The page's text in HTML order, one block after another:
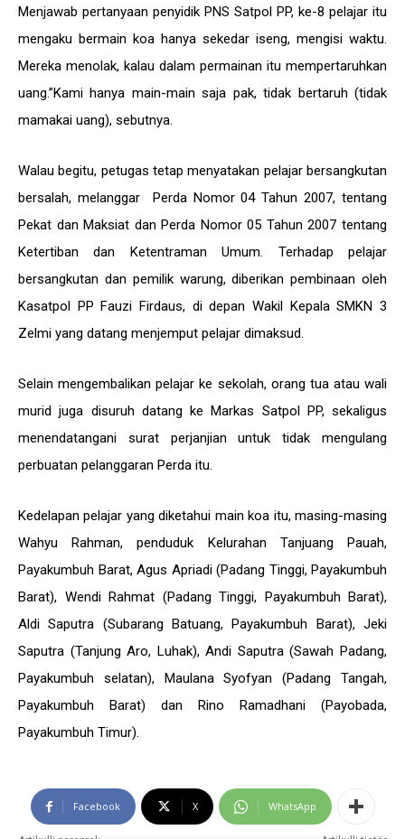
Menjawab pertanyaan penyidik PNS Satpol PP, ke-8 pelajar itu
mengaku bermain koa hanya sekedar iseng, mengisi waktu.
Mereka menolak, kalau dalam permainan itu mempertaruhkan
uang.”Kami hanya main-main saja pak, tidak bertaruh (tidak
mamakai uang), sebutnya.
Walau begitu, petugas tetap menyatakan pelajar bersangkutan
bersalah, melanggar Perda Nomor 04 Tahun 2007, tentang
Pekat dan Maksiat dan Perda Nomor 05 Tahun 2007 tentang
Ketertiban dan Ketentraman Umum. Terhadap pelajar
bersangkutan dan pemilik warung, diberikan pembinaan oleh
Kasatpol PP Fauzi Firdaus, di depan Wakil Kepala SMKN 3
Zelmi yang datang menjemput pelajar dimaksud.
Selain mengembalikan pelajar ke sekolah, orang tua atau wali
murid juga disuruh datang ke Markas Satpol PP, sekaligus
menendatangani surat perjanjian untuk tidak mengulang
perbuatan pelanggaran Perda itu.
Kedelapan pelajar yang diketahui main koa itu, masing-masing
Wahyu Rahman, penduduk Kelurahan Tanjuang Pauah,
Payakumbuh Barat, Agus Apriadi (Padang Tinggi, Payakumbuh
Barat), Wendi Rahmat (Padang Tinggi, Payakumbuh Barat),
Aldi Saputra (Subarang Batuang, Payakumbuh Barat), Jeki
Saputra (Tanjung Aro, Luhak), Andi Saputra (Sawah Padang,
Payakumbuh selatan), Maulana Syofyan (Padang Tangah,
Payakumbuh Barat) dan Rino Ramadhani (Payobada,
Payakumbuh Timur).
Facebook X WhatsApp